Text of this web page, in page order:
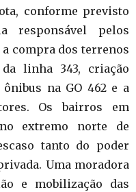
conforme previsto
responsável pelos
compra dos terrenos
linha 343, criação
na GO 462 e a
Os bairros em
extremo norte de
tanto do poder
Uma moradora
e mobilização das